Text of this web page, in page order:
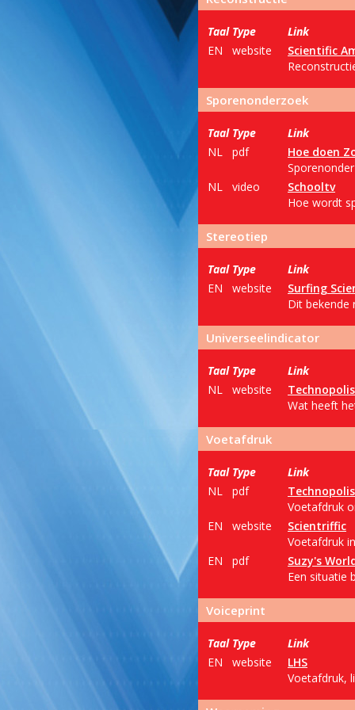
Taal Type
Link
EN
website
Scientific
Sporenonderzoek
Taal Type
Link
NL
pdf
Hoe doen
NL
video
Schooltv
Hoe wordt
Stereotiep
Taal Type
Link
EN
website
Surfing
Dit bekende
Universeelindicator
Taal Type
Link
NL
website
Technopolis
Wat heeft
Voetafdruk
Taal Type
Link
NL
pdf
Technopolis
Voetafdruk
EN
website
Scientriffic
Voetafdruk
EN
pdf
Suzy's
Een situatie
Voiceprint
Taal Type
Link
EN
website
LHS
Voetafdruk,